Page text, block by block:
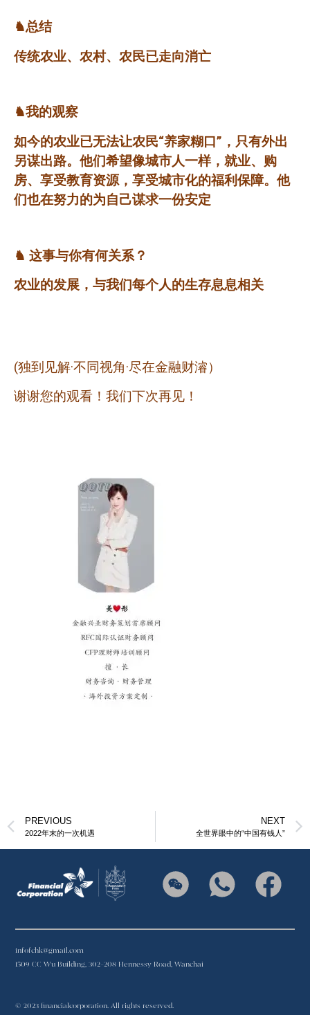
♞总结
传统农业、农村、农民已走向消亡
♞我的观察
如今的农业已无法让农民“养家糊口”，只有外出
另谋出路。他们希望像城市人一样，就业、购
房、享受教育资源，享受城市化的福利保障。他
们也在努力的为自己谋求一份安定
♞ 这事与你有何关系？
农业的发展，与我们每个人的生存息息相关
(独到见解·不同视角·尽在金融财濬）
谢谢您的观看！我们下次再见！
PREVIOUS
2022年末的一次机遇
NEXT
全世界眼中的“中国有钱人”
infofchk@gmail.com
1509 CC Wu Building, 302-208 Hennessy Road, Wanchai
© 2023 financialcorporation. All rights reserved.